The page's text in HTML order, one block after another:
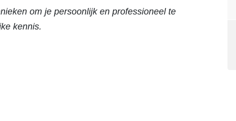
om je persoonlijk en professioneel te
kennis.